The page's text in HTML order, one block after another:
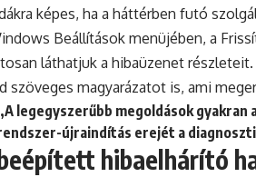
képes, ha a háttérben futó
Beállítások menüjében, a
láthatjuk a hibaüzenet
szöveges magyarázatot is, ami
legegyszerűbb megoldások gyakran
újraindítás erejét a
hibaelhárító